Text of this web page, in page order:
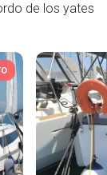
de los yates